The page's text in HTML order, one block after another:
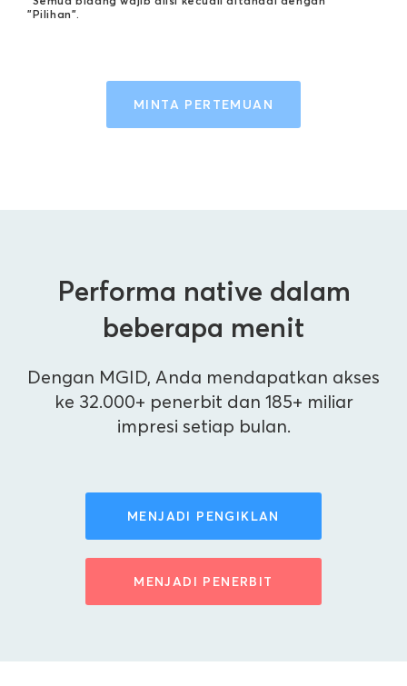
"Pilihan".
MINTA PERTEMUAN
Performa native dalam
beberapa menit
Dengan MGID, Anda mendapatkan akses
ke 32.000+ penerbit dan 185+ miliar
impresi setiap bulan.
MENJADI PENGIKLAN
MENJADI PENERBIT